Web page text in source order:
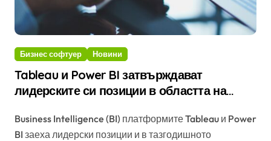
Бизнес софтуер Новини
Tableau и Power BI затвърждават
лидерските си позиции в областта на
Business Intelligence (BI) платформите Tableau и Power
BI заеха лидерски позиции и в тазгодишното